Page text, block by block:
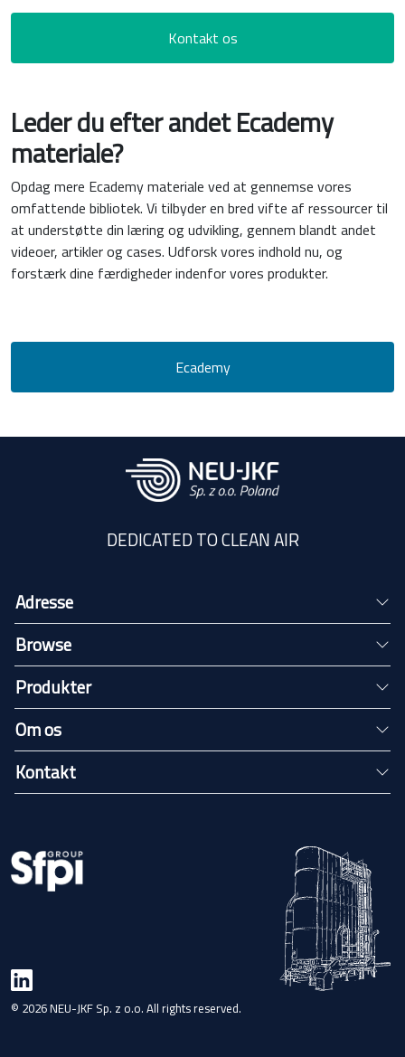
Kontakt os
Leder du efter andet Ecademy
materiale?
Opdag mere Ecademy materiale ved at gennemse vores
omfattende bibliotek. Vi tilbyder en bred vifte af ressourcer til
at understøtte din læring og udvikling, gennem blandt andet
videoer, artikler og cases. Udforsk vores indhold nu, og
forstærk dine færdigheder indenfor vores produkter.
Ecademy
DEDICATED TO CLEAN AIR
Adresse
Browse
Produkter
Om os
Kontakt
© 2026 NEU-JKF Sp. z o.o. All rights reserved.